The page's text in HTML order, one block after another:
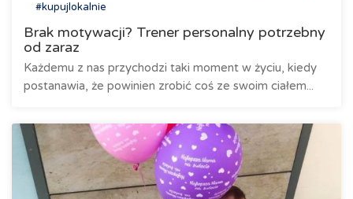
#kupujlokalnie
Brak motywacji? Trener personalny potrzebny
od zaraz
Każdemu z nas przychodzi taki moment w życiu, kiedy
postanawia, że powinien zrobić coś ze swoim ciałem...